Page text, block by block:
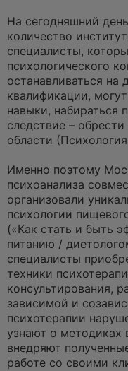
На сегодняшний
количество
специалисты,
психологического
останавливаться на
квалификации,
навыки, набираться
следствие –
области
Именно поэтому
психоанализа
организовали
психологии
(«Как стать и быть
питанию /
специалисты
техники
консультирования,
зависимой и
психотерапии
узнают о методиках
внедряют
работе со своими